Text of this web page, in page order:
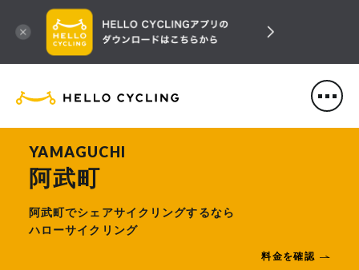
HELLO CYCLING（ハローサ
YAMAGUCHI
阿武町
阿武町でシェアサイクリングするなら
ハローサイクリング
料金を確認